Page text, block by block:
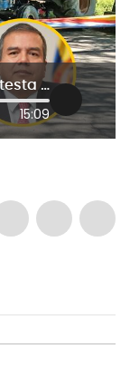
Proyecto para restringir protesta y bloqueos en las vías abrió polémica: debaten congresistas
15:09